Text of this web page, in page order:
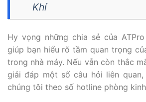
Khí
Hy vọng những chia sẻ của
giúp bạn hiểu rõ tầm quan trọng
trong nhà máy. Nếu vẫn còn thắc
giải đáp một số câu hỏi liên
chúng tôi theo số hotline phòng